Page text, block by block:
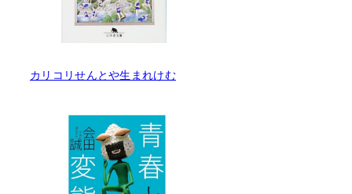
カリコリせんとや生まれけむ